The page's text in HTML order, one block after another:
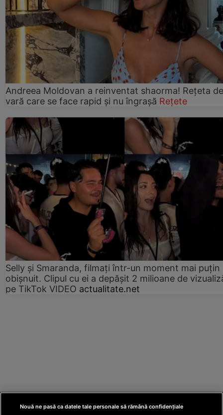
Andreea Moldovan a reinventat shaorma! Rețeta de
vară care se face rapid și nu îngrașă Rețete
Selly și Smaranda, filmați într-un moment mai puțin
obișnuit. Clipul cu ei a depășit 2 milioane de
pe TikTok VIDEO actualitate.net
Nouă ne pasă ca datele tale personale să rămână confidențiale